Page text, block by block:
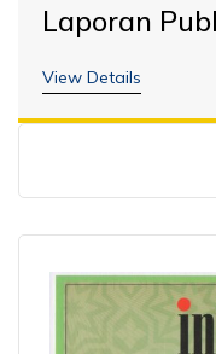
Laporan
View Details